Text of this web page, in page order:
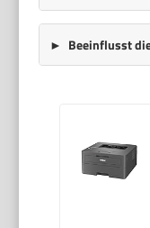
Beeinflusst